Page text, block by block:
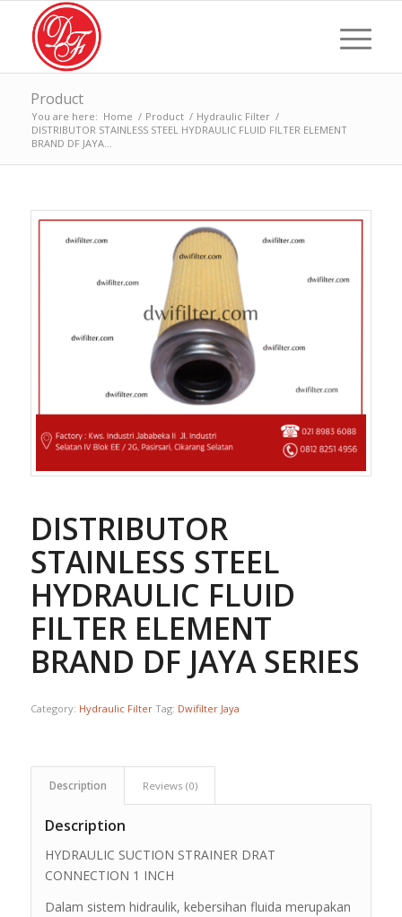
Product
You are here: Home / Product / Hydraulic Filter /
DISTRIBUTOR STAINLESS STEEL HYDRAULIC FLUID FILTER ELEMENT
BRAND DF JAYA...
DISTRIBUTOR
STAINLESS STEEL
HYDRAULIC FLUID
FILTER ELEMENT
BRAND DF JAYA SERIES
Category: Hydraulic Filter Tag: Dwifilter Jaya
Description Reviews (0)
Description
HYDRAULIC SUCTION STRAINER DRAT
CONNECTION 1 INCH
Dalam sistem hidraulik, kebersihan fluida merupakan